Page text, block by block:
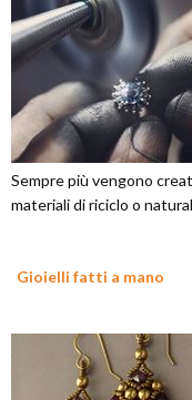
Sempre più vengono
materiali di riciclo o
Gioielli fatti a mano